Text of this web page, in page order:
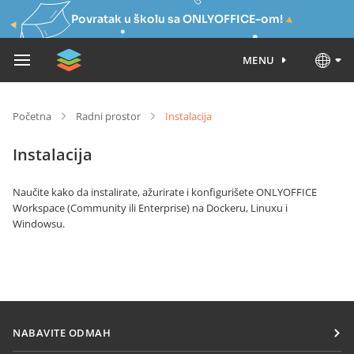
Povratak u školu sa ONLYOFFICE-om!
MENU
Početna Radni prostor Instalacija
Instalacija
Naučite kako da instalirate, ažurirate i konfigurišete ONLYOFFICE
Workspace (Community ili Enterprise) na Dockeru, Linuxu i
Windowsu.
NABAVITE ODMAH